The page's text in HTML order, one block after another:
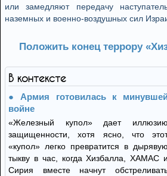
или замедляют передачу
наземных и военно-воздушных сил
Положить конец террору
В контексте
Армия готовилась к
войне
«Железный купол» дает иллюзию
защищенности, хотя ясно, что
«купол» легко превратится в дырявую
тыкву в час, когда Хизбалла, ХАМАС и
Сирия вместе начнут